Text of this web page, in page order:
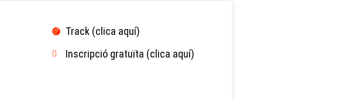
Track (clica aquí)
Inscripció gratuïta (clica aquí)